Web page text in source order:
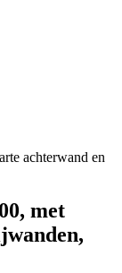
achterwand en
met